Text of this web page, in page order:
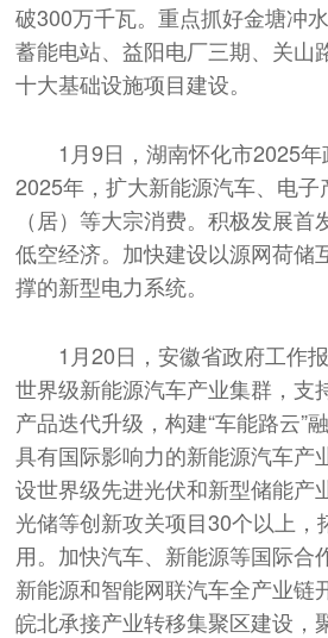
破300万千瓦。重点抓好金塘冲
蓄能电站、益阳电厂三期、关山
十大基础设施项目建设。
1月9日，湖南怀化市2025
2025年，扩大新能源汽车、电
（居）等大宗消费。积极发展首
低空经济。加快建设以源网荷储
撑的新型电力系统。
1月20日，安徽省政府工作
世界级新能源汽车产业集群，支
产品迭代升级，构建“车能路云”
具有国际影响力的新能源汽车产
设世界级先进光伏和新型储能产
光储等创新攻关项目30个以上，
用。加快汽车、新能源等国际合
新能源和智能网联汽车全产业链
皖北承接产业转移集聚区建设，